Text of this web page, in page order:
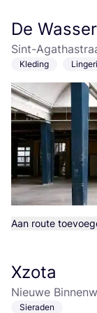
De
Sint-
Kleding
Aan route
Xzota
Nieuwe
Sieraden